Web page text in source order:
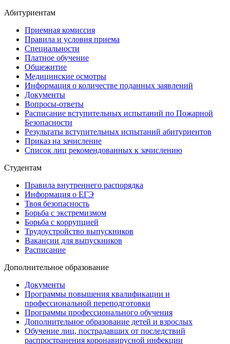
Абитуриентам
Приемная комиссия
Правила и условия приема
Специальности
Платное обучение
Общежитие
Медицинские осмотры
Информация о количестве поданных заявлений
Документы
Вопросы-ответы
Расписание вступительных испытаний по Пожарной
Безопасности
Результаты вступительных испытаний абитуриентов
Приказ на зачисление
Список лиц рекомендованных к зачислению
Студентам
Правила внутреннего распорядка
Информация о ЕГЭ
Твоя безопасность
Борьба с экстремизмом
Борьба с коррупцией
Трудоустройство выпускников
Вакансии для выпускников
Расписание
Дополнительное образование
Документы
Программы повышения квалификации и
профессиональной переподготовки
Программы профессионального обучения
Дополнительное образование детей и взрослых
Обучение лиц, пострадавших от последствий
распространения коронавирусной инфекции